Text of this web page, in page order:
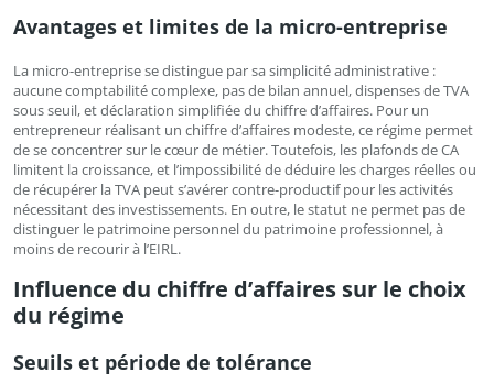
Avantages et limites de la micro-entreprise
La micro-entreprise se distingue par sa simplicité administrative :
aucune comptabilité complexe, pas de bilan annuel, dispenses de TVA
sous seuil, et déclaration simplifiée du chiffre d’affaires. Pour un
entrepreneur réalisant un chiffre d’affaires modeste, ce régime permet
de se concentrer sur le cœur de métier. Toutefois, les plafonds de CA
limitent la croissance, et l’impossibilité de déduire les charges réelles ou
de récupérer la TVA peut s’avérer contre-productif pour les activités
nécessitant des investissements. En outre, le statut ne permet pas de
distinguer le patrimoine personnel du patrimoine professionnel, à
moins de recourir à l’EIRL.
Influence du chiffre d’affaires sur le choix
du régime
Seuils et période de tolérance